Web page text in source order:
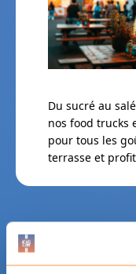
Du sucré au
nos food trucks
pour tous les
terrasse et